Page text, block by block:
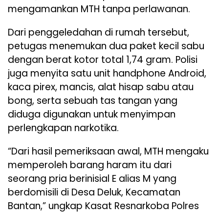
mengamankan MTH tanpa perlawanan.
Dari penggeledahan di rumah tersebut,
petugas menemukan dua paket kecil sabu
dengan berat kotor total 1,74 gram. Polisi
juga menyita satu unit handphone Android,
kaca pirex, mancis, alat hisap sabu atau
bong, serta sebuah tas tangan yang
diduga digunakan untuk menyimpan
perlengkapan narkotika.
“Dari hasil pemeriksaan awal, MTH mengaku
memperoleh barang haram itu dari
seorang pria berinisial E alias M yang
berdomisili di Desa Deluk, Kecamatan
Bantan,” ungkap Kasat Resnarkoba Polres